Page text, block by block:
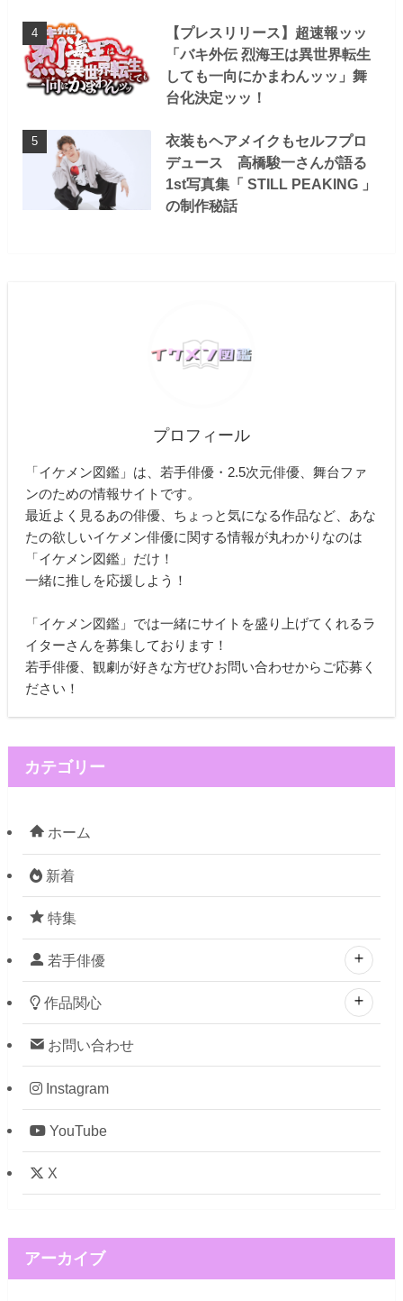
【プレスリリース】超速報ッッ
「バキ外伝 烈海王は異世界転生
しても一向にかまわんッッ」舞
台化決定ッッ！
衣装もヘアメイクもセルフプロ
デュース 高橋駿一さんが語る
1st写真集「 STILL PEAKING 」
の制作秘話
プロフィール
「イケメン図鑑」は、若手俳優・2.5次元俳優、舞台ファ
ンのための情報サイトです。
最近よく見るあの俳優、ちょっと気になる作品など、あな
たの欲しいイケメン俳優に関する情報が丸わかりなのは
「イケメン図鑑」だけ！
一緒に推しを応援しよう！
「イケメン図鑑」では一緒にサイトを盛り上げてくれるラ
イターさんを募集しております！
若手俳優、観劇が好きな方ぜひお問い合わせからご応募く
ださい！
カテゴリー
ホーム
新着
特集
若手俳優
作品関心
お問い合わせ
Instagram
YouTube
X
アーカイブ